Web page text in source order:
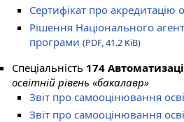
Сертифікат про акредитацію
Рішення Національного
програми (PDF, 41.2 KiB)
Спеціальність 174
освітній рівень «бакалавр»
Звіт про самооцінювання
Звіт про самооцінювання